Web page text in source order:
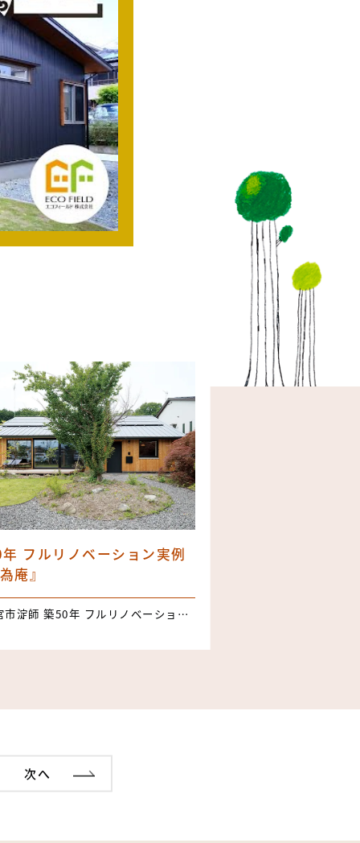
フルリノベーション実例
庵』
富士宮市淀師 築50年 フルリノベーション実例『無為庵』 3LDK＋WIC 延床面積：104.34㎡（31.57坪）
次へ